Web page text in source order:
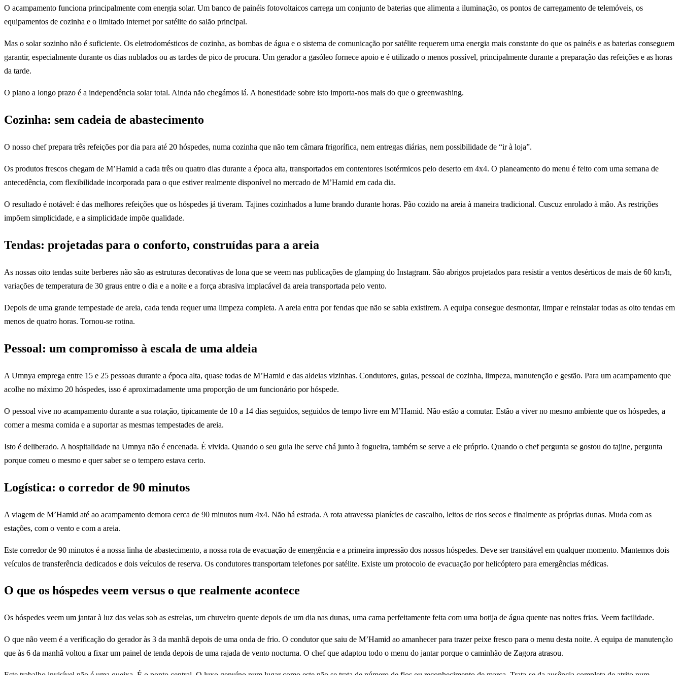
O acampamento funciona principalmente com energia solar. Um banco de painéis fotovoltaicos carrega um conjunto de baterias que alimenta a iluminação, os pontos de carregamento de telemóveis, os
equipamentos de cozinha e o limitado internet por satélite do salão principal.
Mas o solar sozinho não é suficiente. Os eletrodomésticos de cozinha, as bombas de água e o sistema de comunicação por satélite requerem uma energia mais constante do que os painéis e as baterias conseguem
garantir, especialmente durante os dias nublados ou as tardes de pico de procura. Um gerador a gasóleo fornece apoio e é utilizado o menos possível, principalmente durante a preparação das refeições e as horas
da tarde.
O plano a longo prazo é a independência solar total. Ainda não chegámos lá. A honestidade sobre isto importa-nos mais do que o greenwashing.
Cozinha: sem cadeia de abastecimento
O nosso chef prepara três refeições por dia para até 20 hóspedes, numa cozinha que não tem câmara frigorífica, nem entregas diárias, nem possibilidade de “ir à loja”.
Os produtos frescos chegam de M’Hamid a cada três ou quatro dias durante a época alta, transportados em contentores isotérmicos pelo deserto em 4x4. O planeamento do menu é feito com uma semana de
antecedência, com flexibilidade incorporada para o que estiver realmente disponível no mercado de M’Hamid em cada dia.
O resultado é notável: é das melhores refeições que os hóspedes já tiveram. Tajines cozinhados a lume brando durante horas. Pão cozido na areia à maneira tradicional. Cuscuz enrolado à mão. As restrições
impõem simplicidade, e a simplicidade impõe qualidade.
Tendas: projetadas para o conforto, construídas para a areia
As nossas oito tendas suite berberes não são as estruturas decorativas de lona que se veem nas publicações de glamping do Instagram. São abrigos projetados para resistir a ventos desérticos de mais de 60 km/h,
variações de temperatura de 30 graus entre o dia e a noite e a força abrasiva implacável da areia transportada pelo vento.
Depois de uma grande tempestade de areia, cada tenda requer uma limpeza completa. A areia entra por fendas que não se sabia existirem. A equipa consegue desmontar, limpar e reinstalar todas as oito tendas em
menos de quatro horas. Tornou-se rotina.
Pessoal: um compromisso à escala de uma aldeia
A Umnya emprega entre 15 e 25 pessoas durante a época alta, quase todas de M’Hamid e das aldeias vizinhas. Condutores, guias, pessoal de cozinha, limpeza, manutenção e gestão. Para um acampamento que
acolhe no máximo 20 hóspedes, isso é aproximadamente uma proporção de um funcionário por hóspede.
O pessoal vive no acampamento durante a sua rotação, tipicamente de 10 a 14 dias seguidos, seguidos de tempo livre em M’Hamid. Não estão a comutar. Estão a viver no mesmo ambiente que os hóspedes, a
comer a mesma comida e a suportar as mesmas tempestades de areia.
Isto é deliberado. A hospitalidade na Umnya não é encenada. É vivida. Quando o seu guia lhe serve chá junto à fogueira, também se serve a ele próprio. Quando o chef pergunta se gostou do tajine, pergunta
porque comeu o mesmo e quer saber se o tempero estava certo.
Logística: o corredor de 90 minutos
A viagem de M’Hamid até ao acampamento demora cerca de 90 minutos num 4x4. Não há estrada. A rota atravessa planícies de cascalho, leitos de rios secos e finalmente as próprias dunas. Muda com as
estações, com o vento e com a areia.
Este corredor de 90 minutos é a nossa linha de abastecimento, a nossa rota de evacuação de emergência e a primeira impressão dos nossos hóspedes. Deve ser transitável em qualquer momento. Mantemos dois
veículos de transferência dedicados e dois veículos de reserva. Os condutores transportam telefones por satélite. Existe um protocolo de evacuação por helicóptero para emergências médicas.
O que os hóspedes veem versus o que realmente acontece
Os hóspedes veem um jantar à luz das velas sob as estrelas, um chuveiro quente depois de um dia nas dunas, uma cama perfeitamente feita com uma botija de água quente nas noites frias. Veem facilidade.
O que não veem é a verificação do gerador às 3 da manhã depois de uma onda de frio. O condutor que saiu de M’Hamid ao amanhecer para trazer peixe fresco para o menu desta noite. A equipa de manutenção
que às 6 da manhã voltou a fixar um painel de tenda depois de uma rajada de vento nocturna. O chef que adaptou todo o menu do jantar porque o caminhão de Zagora atrasou.